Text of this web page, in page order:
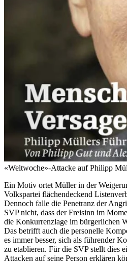
«Weltwoche»-Attacke auf Philipp
Ein Motiv ortet Müller in der
Volkspartei flächendeckend
Dennoch falle die Penetranz der
SVP nicht, dass der Freisinn im
die Konkurrenzlage im bürgerlichen
Das betrifft auch die personelle
es immer besser, sich als führender
zu etablieren. Für die SVP stellt dies
Attacken auf seine Person erklären